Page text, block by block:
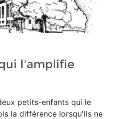
l'amplifie
petits-enfants qui le
la différence lorsqu'ils ne